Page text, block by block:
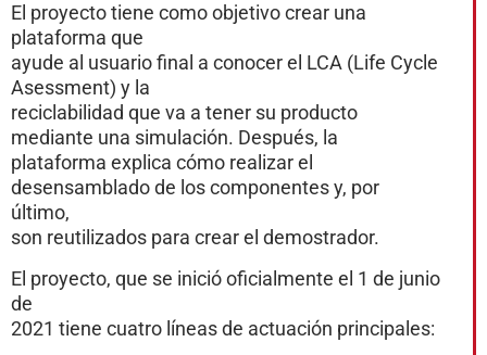
El proyecto tiene como objetivo crear una
plataforma que
ayude al usuario final a conocer el LCA (Life Cycle
Asessment) y la
reciclabilidad que va a tener su producto
mediante una simulación. Después, la
plataforma explica cómo realizar el
desensamblado de los componentes y, por
último,
son reutilizados para crear el demostrador.
El proyecto, que se inició oficialmente el 1 de junio
de
2021 tiene cuatro líneas de actuación principales: